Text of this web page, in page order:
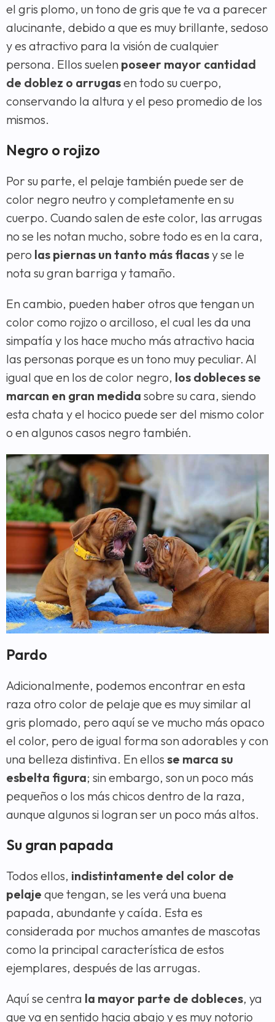
el gris plomo, un tono de gris que te va a parecer
alucinante, debido a que es muy brillante, sedoso
y es atractivo para la visión de cualquier
persona. Ellos suelen poseer mayor cantidad
de doblez o arrugasen todo su cuerpo,
conservando la altura y el peso promedio de los
mismos.
Negro o rojizo
Por su parte, el pelaje también puede ser de
color negro neutro y completamente en su
cuerpo. Cuando salen de este color, las arrugas
no se les notan mucho, sobre todo es en la cara,
pero las piernas un tanto más flacasy se le
nota su gran barriga y tamaño.
En cambio, pueden haber otros que tengan un
color como rojizo o arcilloso, el cual les da una
simpatía y los hace mucho más atractivo hacia
las personas porque es un tono muy peculiar. Al
igual que en los de color negro, los dobleces se
marcan en gran medida sobre su cara, siendo
esta chata y el hocico puede ser del mismo color
o en algunos casos negro también.
Pardo
Adicionalmente, podemos encontrar en esta
raza otro color de pelaje que es muy similar al
gris plomado, pero aquí se ve mucho más opaco
el color, pero de igual forma son adorables y con
una belleza distintiva. En ellos se marca su
esbelta figura; sin embargo, son un poco más
pequeños o los más chicos dentro de la raza,
aunque algunos si logran ser un poco más altos.
Su gran papada
Todos ellos, indistintamente del color de
pelaje que tengan, se les verá una buena
papada, abundante y caída. Esta es
considerada por muchos amantes de mascotas
como la principal característica de estos
ejemplares, después de las arrugas.
Aquí se centra la mayor parte de dobleces, ya
que va en sentido hacia abajo y es muy notorio